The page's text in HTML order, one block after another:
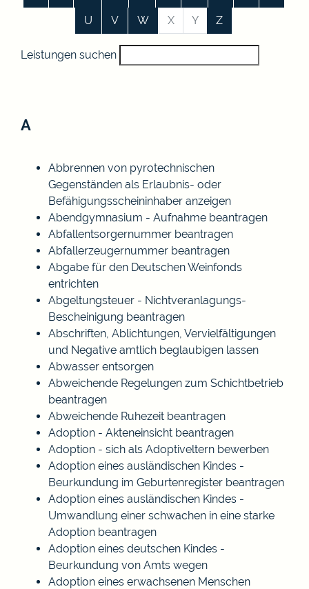
U
V W X Y Z
Leistungen suchen
A
Abbrennen von pyrotechnischen
Gegenständen als Erlaubnis- oder
Befähigungsscheininhaber anzeigen
Abendgymnasium - Aufnahme beantragen
Abfallentsorgernummer beantragen
Abfallerzeugernummer beantragen
Abgabe für den Deutschen Weinfonds
entrichten
Abgeltungsteuer - Nichtveranlagungs-
Bescheinigung beantragen
Abschriften, Ablichtungen, Vervielfältigungen
und Negative amtlich beglaubigen lassen
Abwasser entsorgen
Abweichende Regelungen zum Schichtbetrieb
beantragen
Abweichende Ruhezeit beantragen
Adoption - Akteneinsicht beantragen
Adoption - sich als Adoptiveltern bewerben
Adoption eines ausländischen Kindes -
Beurkundung im Geburtenregister beantragen
Adoption eines ausländischen Kindes -
Umwandlung einer schwachen in eine starke
Adoption beantragen
Adoption eines deutschen Kindes -
Beurkundung von Amts wegen
Adoption eines erwachsenen Menschen